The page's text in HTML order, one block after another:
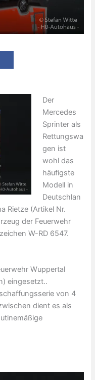
Der
Mercedes
Sprinter als
Rettungswa
gen ist
wohl das
häufigste
Modell in
Deutschlan
Rietze (Artikel Nr.
der Feuerwehr
W-RD 6547.
Wuppertal
eingesetzt..
von 4
dient es als